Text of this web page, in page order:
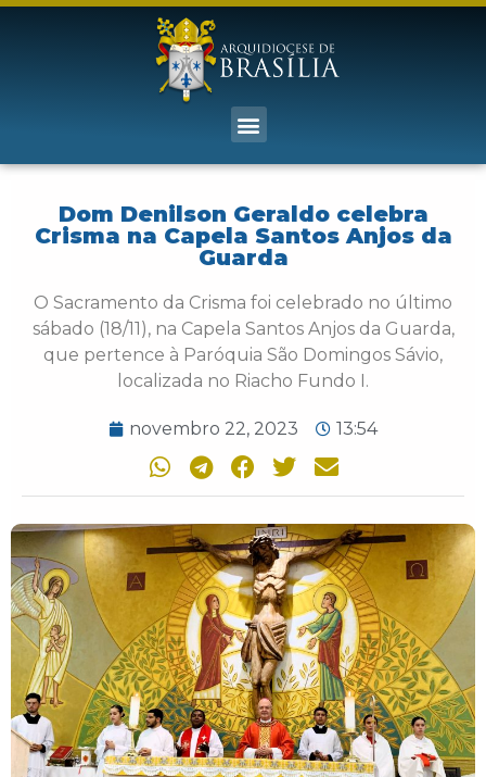
Dom Denilson Geraldo celebra
Crisma na Capela Santos Anjos da
Guarda
O Sacramento da Crisma foi celebrado no último
sábado (18/11), na Capela Santos Anjos da Guarda,
que pertence à Paróquia São Domingos Sávio,
localizada no Riacho Fundo I.
novembro 22, 2023 13:54